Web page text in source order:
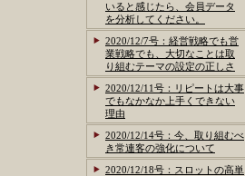
いると感じたら、会員データ
を分析してください。
2020/12/7号：経営戦略でも営
業戦略でも、大切なことは取
り組むテーマの設定の正しさ
2020/12/11号：リピートは大事
でもなかなか上手くできない
理由
2020/12/14号：今、取り組むべ
き常連客の強化について
2020/12/18号：スロットの高単